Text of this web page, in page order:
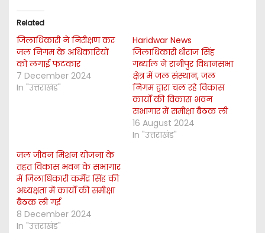
Related
जिलाधिकारी ने निरीक्षण कर
जल निगम के अधिकारियों
को लगाई फटकार
7 December 2024
In "उत्तराखंड"
Haridwar News
जिलाधिकारी धीराज सिंह
गर्ब्याल ने रानीपुर विधानसभा
क्षेत्र में जल संस्थान, जल
निगम द्वारा चल रहे विकास
कार्यों की विकास भवन
सभागार में समीक्षा बैठक ली
16 August 2024
In "उत्तराखंड"
जल जीवन मिशन योजना के
तहत विकास भवन के सभागार
में जिलाधिकारी कर्मेंद्र सिंह की
अध्यक्षता में कार्यों की समीक्षा
बैठक ली गई
8 December 2024
In "उत्तराखंड"